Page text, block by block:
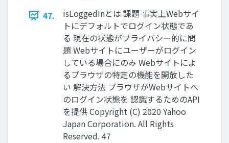
47.
isLoggedInとは 課題 事実上Webサイ
トにデフォルトでログイン状態であ
る 現在の状態がプライバシー的に問
題 Webサイトにユーザーがログイン
している場合にのみ Webサイトによ
るブラウザの特定の機能を開放した
い 解決⽅法 ブラウザがWebサイトへ
のログイン状態を 認識するためのAPI
を提供 Copyright (C) 2020 Yahoo
Japan Corporation. All Rights
Reserved. 47